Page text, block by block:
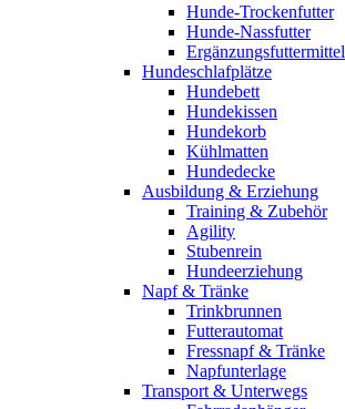
Hunde-Trockenfutter
Hunde-Nassfutter
Ergänzungsfuttermittel
Hundeschlafplätze
Hundebett
Hundekissen
Hundekorb
Kühlmatten
Hundedecke
Ausbildung & Erziehung
Training & Zubehör
Agility
Stubenrein
Hundeerziehung
Napf & Tränke
Trinkbrunnen
Futterautomat
Fressnapf & Tränke
Napfunterlage
Transport & Unterwegs